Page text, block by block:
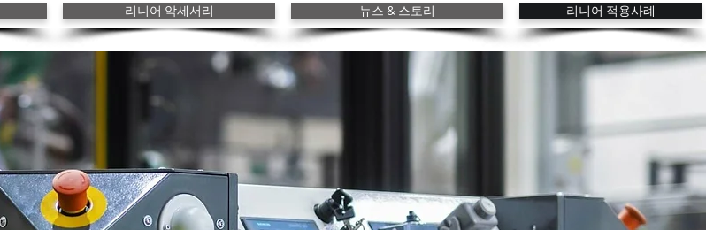
리니어 악세서리 뉴스 & 스토리 리니어 적용사례